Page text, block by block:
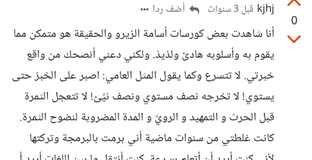
0
kjhj قبل 3 سنوات أضف ردا
أنا شاهدت بعض كورسات أسامة الزيرو والحقيقة هو متمكن مما
يقوم به وأسلوبه هادئ ولذيذ. ولكني دعني أنصحك من واقع
خبرتي. لا تتسرع وكما يقول المثل العامي: اصبر على الخبز حتى
يستوي! لا تخرجه نصف مستوي ونصف نيًئ! لا تتعجل الثمرة
قبل الحرث و التمهيد و الرويً و المدة المضروبة لنضوح الثمرة.
كانت غلطتي من سنوات ماضية أني برمت بالبرمجة وتركتها